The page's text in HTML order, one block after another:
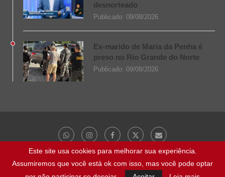
desnorteado
Publicado: 09/08/2026
Ex-marido de Maria da Penha é
preso no Rio Grande do Norte
Publicado: 09/08/2026
@ 2023 - Todos os direitos reservados | NaBocaDaNoite.com.br
Este site usa cookies para melhorar sua experiência.
Assumiremos que você está ok com isso, mas você pode optar